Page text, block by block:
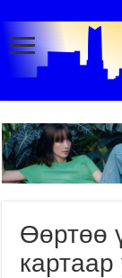
Өөртөө
картаар